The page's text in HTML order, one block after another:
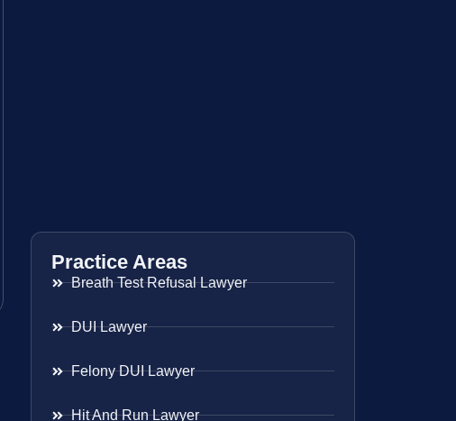
Practice Areas
Breath Test Refusal Lawyer
DUI Lawyer
Felony DUI Lawyer
Hit And Run Lawyer